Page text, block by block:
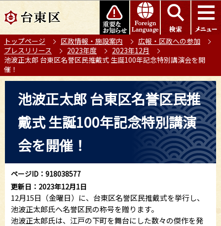
の
ー
ジ
の
先
このページの本文へ移動
トップページ 区政情報・施設案内
広報・区政への参加
プレスリリース
2023年度
2023年12月
池波正太郎 台東区名誉区民推戴式 生誕100年記念特別講演会を開
催！
池波正太郎 台東区名誉区民推
戴式 生誕100年記念特別講演
会を開催！
ページID：918038577
更新日：2023年12月1日
12月15日（金曜日）に、台東区名誉区民推戴式を挙行し、
池波正太郎氏へ名誉区民の称号を贈ります。
池波正太郎氏は、江戸の下町を舞台にした数々の傑作を発